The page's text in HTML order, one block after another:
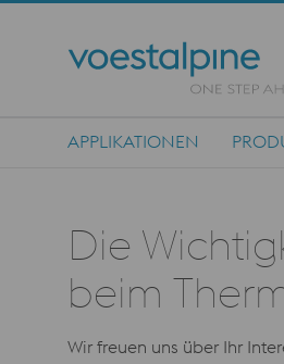
APPLIKATIONEN
Die
beim
Wir freuen uns über Ihr